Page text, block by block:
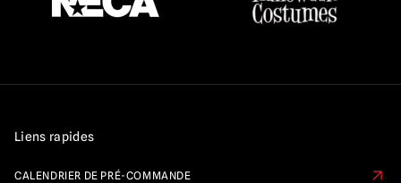
Liens rapides
CALENDRIER DE PRÉ-COMMANDE